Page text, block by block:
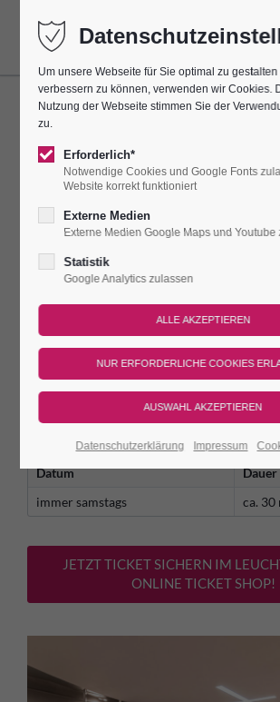
Um unsere Webseite für Sie optimal zu
verbessern zu können, verwenden wir Cookies.
Nutzung der Webseite stimmen Sie der
zu.
Erforderlich*
Notwendige Cookies und Google Fonts
Website korrekt funktioniert
Externe Medien
Externe Medien Google Maps und Youtube
Statistik
Google Analytics zulassen
Datenschutzerklärung Impressum
LIVEMUSIK AN DER
"SINGENDEN SÄGE"
Dieser Termin hatte sich alle 7 Tage bis zum
wiederholt.
SINGENDE SÄGE IN DER
Die Künstlerin Rosi Höfer aus Kahla spielt
singenden Säge. Am Sonnabend dürfen
eine halbe Stunde dem singenden
einzigartigen Porzellankirche lauschen.
An diesen Tagen gilt der reguläre
Datum
Dauer
immer samstags
ca. 30
JETZT TICKET SICHERN IM
ONLINE TICKET SHOP!